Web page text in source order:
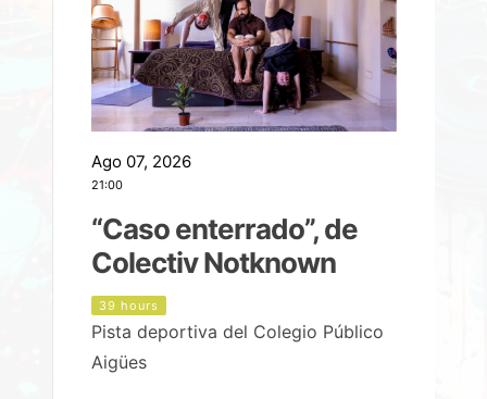
Ago 07, 2026
21:00
“Caso enterrado”, de
Colectiv Notknown
39 hours
Pista deportiva del Colegio Público
Aigües